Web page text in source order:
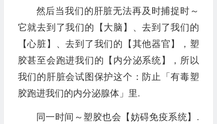
然后当我们的肝脏无法再及时捕捉时～
它就去到了我们的【大脑】、去到了我们的
【心脏】、去到了我们的【其他器官】，塑
胶甚至会跑进我们的【内分泌系统】，所以
我们的肝脏会试图保护这个：防止「有毒塑
胶跑进我们的内分泌腺体」里.
同一时间～塑胶也会【妨碍免疫系统】.